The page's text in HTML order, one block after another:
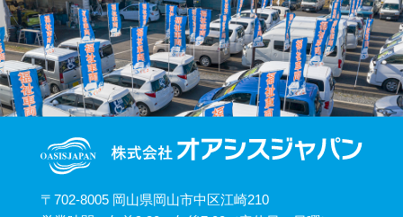
〒702-8005 岡山県岡山市中区江崎210